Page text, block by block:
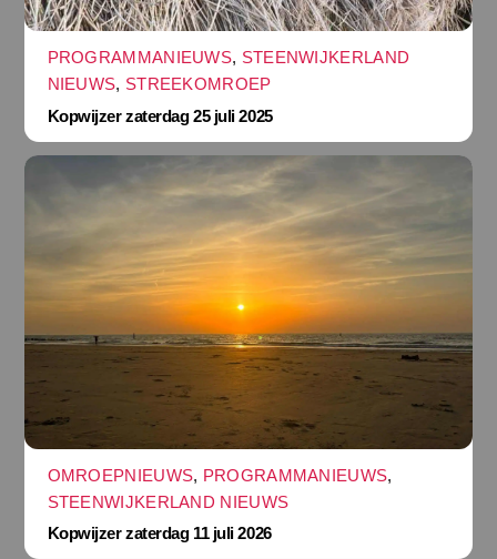
PROGRAMMANIEUWS, STEENWIJKERLAND
NIEUWS, STREEKOMROEP
Kopwijzer zaterdag 25 juli 2025
OMROEPNIEUWS, PROGRAMMANIEUWS,
STEENWIJKERLAND NIEUWS
Kopwijzer zaterdag 11 juli 2026